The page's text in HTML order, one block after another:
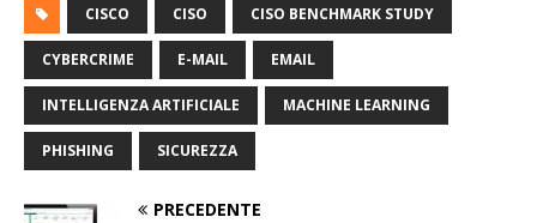
CISCO CISO CISO BENCHMARK STUDY
CYBERCRIME E-MAIL EMAIL
INTELLIGENZA ARTIFICIALE MACHINE LEARNING
PHISHING SICUREZZA
PRECEDENTE